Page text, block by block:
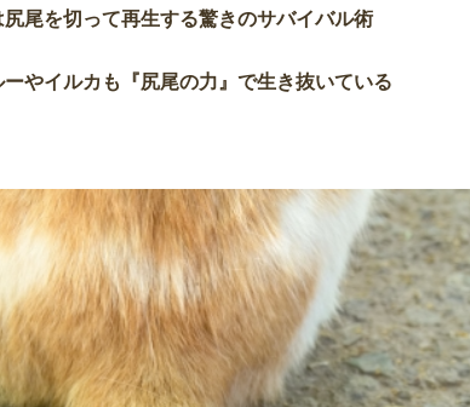
尻尾を切って再生する驚きのサバイバル術
ーやイルカも『尻尾の力』で生き抜いている